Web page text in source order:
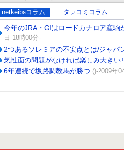
netkeibaコラム タレコミコラム
今年のJRA・GIはロードカナロア産
日 18時00分-
2つあるソレミアの不安点とは/ジャパ
気性面の問題がなければ楽しみ大きい
6年連続で坂路調教馬が勝つ ()-2009年